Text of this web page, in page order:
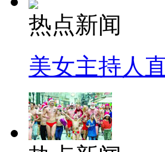
热点新闻
美女主持人